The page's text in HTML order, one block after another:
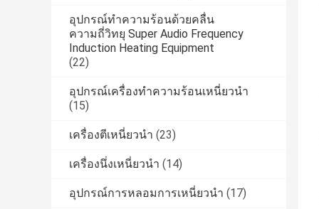
อุปกรณ์ทำความร้อนด้วยคลื่น
ความถี่วิทยุ Super Audio Frequency
Induction Heating Equipment
(22)
อุปกรณ์เครื่องทำความร้อนเหนี่ยวนำ
(15)
เครื่องตีเหนี่ยวนำ (23)
เครื่องนึ่งเหนี่ยวนำ (14)
อุปกรณ์การหลอมการเหนี่ยวนำ (17)